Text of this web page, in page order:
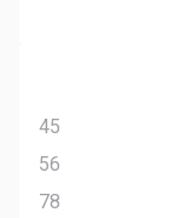
45
56
78